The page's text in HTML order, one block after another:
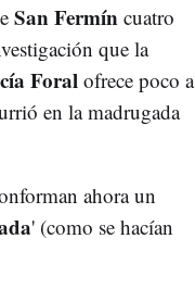
San Fermín cuatro
que la
Foral ofrece poco a
en la madrugada
ahora un
' (como se hacían